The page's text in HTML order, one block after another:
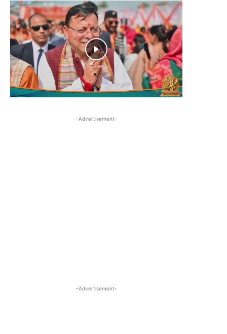
-Advertisement-
-Advertisement-